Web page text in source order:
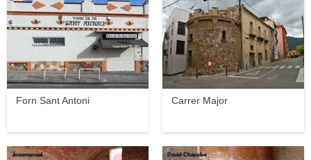
Forn Sant Antoni Carrer Major
Josemanuel David Chacobo